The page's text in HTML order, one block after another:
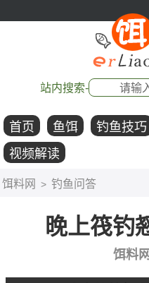
站内搜索-
首页 鱼饵 钓鱼技巧
视频解读
饵料网 > 钓鱼问答
晚上筏钓
饵料